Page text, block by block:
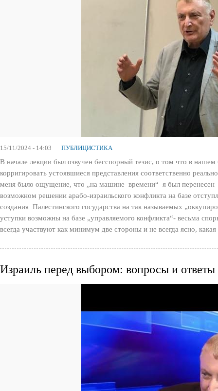
15/11/2024 - 14:03 ПУБЛИЦИСТИКА
В начале лекции был озвучен бесспорный тезис, о том что в
корригировать устоявшиеся представления соответственно
меня было ощущение, что „на машине времени“ я был перенесен
возможном решении арабо-израильского конфликта на базе
создания Палестинского государства на так называемых
уступки возможны на базе „управляемого конфликта“- весьма
всегда участвуют как минимум две стороны и не всегда ясно,
Израиль перед выбором: вопросы и ответы